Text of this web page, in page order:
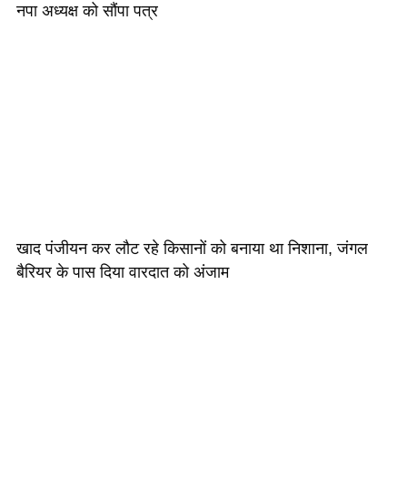
नपा अध्यक्ष को सौंपा पत्र
खाद पंजीयन कर लौट रहे किसानों को बनाया था निशाना, जंगल
बैरियर के पास दिया वारदात को अंजाम